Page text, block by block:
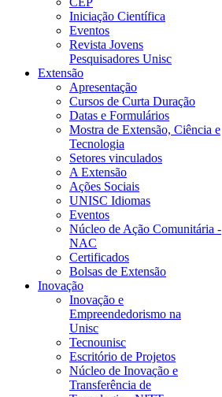
Iniciação Científica
Eventos
Revista Jovens
Pesquisadores Unisc
Extensão
Apresentação
Cursos de Curta Duração
Datas e Formulários
Mostra de Extensão, Ciência e
Tecnologia
Setores vinculados
A Extensão
Ações Sociais
UNISC Idiomas
Eventos
Núcleo de Ação Comunitária -
NAC
Certificados
Bolsas de Extensão
Inovação
Inovação e
Empreendedorismo na
Unisc
Tecnounisc
Escritório de Projetos
Núcleo de Inovação e
Transferência de